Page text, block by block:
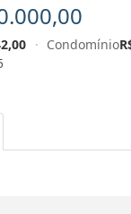
· Condomínio